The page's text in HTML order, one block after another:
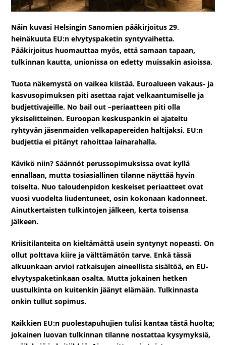
Näin kuvasi Helsingin Sanomien pääkirjoitus 29.
heinäkuuta EU:n elvytyspaketin syntyvaihetta.
Pääkirjoitus huomauttaa myös, että samaan tapaan,
tulkinnan kautta, unionissa on edetty muissakin asioissa.
Tuota näkemystä on vaikea kiistää. Euroalueen vakaus- ja
kasvusopimuksen piti asettaa rajat velkaantumiselle ja
budjettivajeille. No bail out –periaatteen piti olla
yksiselitteinen. Euroopan keskuspankin ei ajateltu
ryhtyvän jäsenmaiden velkapapereiden haltijaksi. EU:n
budjettia ei pitänyt rahoittaa lainarahalla.
Kävikö niin? Säännöt perussopimuksissa ovat kyllä
ennallaan, mutta tosiasiallinen tilanne näyttää hyvin
toiselta. Nuo taloudenpidon keskeiset periaatteet ovat
vuosi vuodelta liudentuneet, osin kokonaan kadonneet.
Ainutkertaisten tulkintojen jälkeen, kerta toisensa
jälkeen.
Kriisitilanteita on kieltämättä usein syntynyt nopeasti. On
ollut polttava kiire ja välttämätön tarve. Enkä tässä
alkuunkaan arvioi ratkaisujen aineellista sisältöä, en EU-
elvytyspaketinkaan osalta. Mutta jokainen hetken
uustulkinta on kuitenkin jäänyt elämään. Tulkinnasta
onkin tullut sopimus.
Kaikkien EU:n puolestapuhujien tulisi kantaa tästä huolta;
jokainen luovan tulkinnan tilanne nostattaa kysymyksiä,